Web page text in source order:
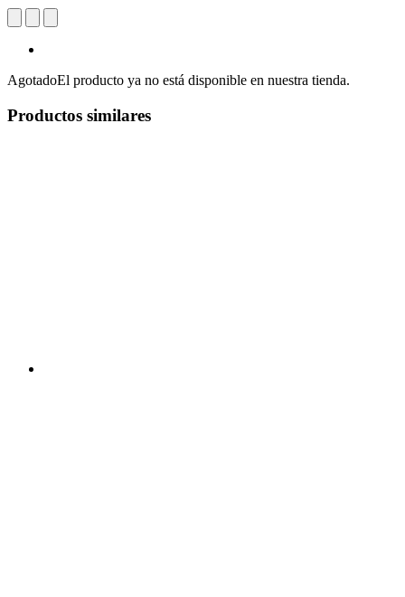
AgotadoEl producto ya no está disponible en nuestra tienda.
Productos similares